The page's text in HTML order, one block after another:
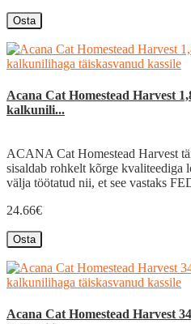
Osta
Acana Cat Homestead Harvest
kalkunili...
ACANA Cat Homestead Harvest
sisaldab rohkelt kõrge
välja töötatud nii, et see vastaks
24.66€
Osta
Acana Cat Homestead Harvest